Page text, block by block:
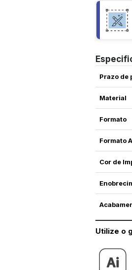
Prazo de
Material
Formato
Formato
Cor de
Utilize o